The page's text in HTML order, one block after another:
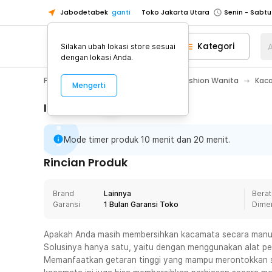
Jabodetabek ganti Toko Jakarta Utara
Toko Tangerang
Toko Cikupa
Pick n Go Jakarta Barat
Senin -
Pick n Go Bekasi
Senin - Jumat
Senin - Jumat
Senin -
Toko Jakarta Barat
Senin -
Senin -
Pick n Go Bekasi
Senin - Jumat
Pick n Go Depok
Senin - Jumat
Kategori
Fashion, Make Up & Beauty Care Fashion Wanita
Informasi Penting
Mode timer produk 10 menit dan 20 menit.
Rincian Produk
Brand
Lainnya
Garansi
1 Bulan Garansi Toko
Apakah Anda masih membersihkan kacamata secara
Solusinya hanya satu, yaitu dengan menggunakan alat
Memanfaatkan getaran tinggi yang mampu merontokkan
Silakan ubah lokasi store sesuai
dengan lokasi Anda.
Mengerti